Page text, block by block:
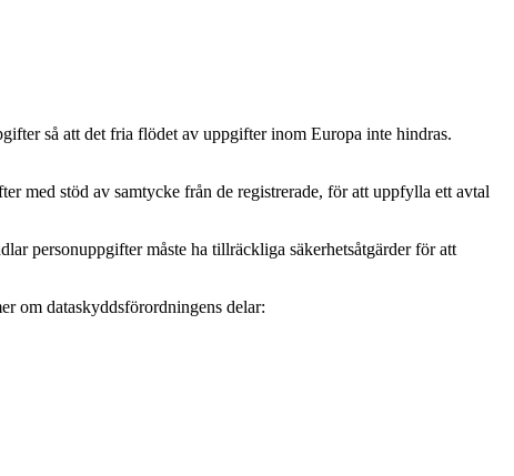
så att det fria flödet av uppgifter inom Europa inte hindras.
med stöd av samtycke från de registrerade, för att uppfylla ett avtal
personuppgifter måste ha tillräckliga säkerhetsåtgärder för att
om dataskyddsförordningens delar: